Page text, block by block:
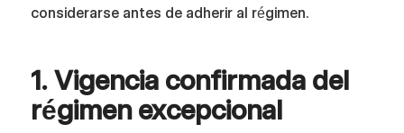
considerarse antes de adherir al régimen.
1. Vigencia confirmada del
régimen excepcional